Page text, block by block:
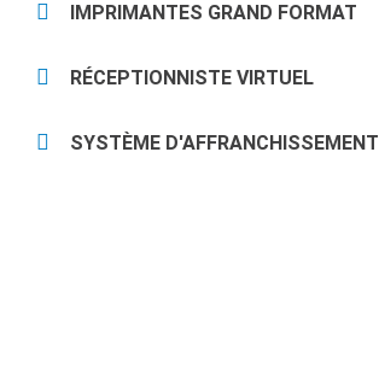
IMPRIMANTES GRAND FORMAT
RÉCEPTIONNISTE VIRTUEL
SYSTÈME D'AFFRANCHISSEMENT